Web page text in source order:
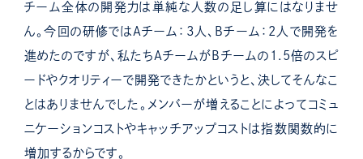
チーム全体の開発力は単純な人数の足し算にはなりませ
ん。今回の研修ではAチーム：3人、Bチーム：2人で開発を
進めたのですが、私たちAチームがBチームの1.5倍のスピ
ードやクオリティーで開発できたかというと、決してそんなこ
とはありませんでした。メンバーが増えることによってコミュ
ニケーションコストやキャッチアップコストは指数関数的に
増加するからです。